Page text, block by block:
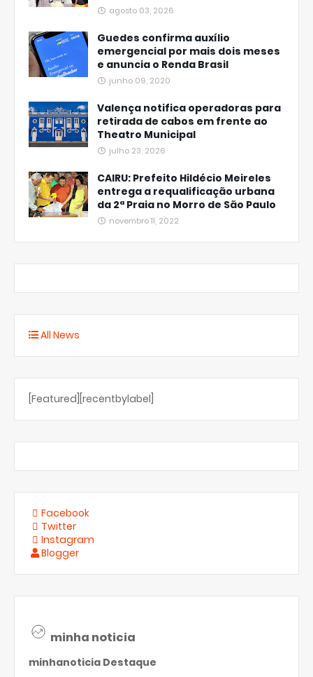
agosto 03, 2026
Guedes confirma auxílio
emergencial por mais dois meses
e anuncia o Renda Brasil
junho 09, 2020
Valença notifica operadoras para
retirada de cabos em frente ao
Theatro Municipal
julho 23, 2026
CAIRU: Prefeito Hildécio Meireles
entrega a requalificação urbana
da 2ª Praia no Morro de São Paulo
novembro 11, 2022
All News
[Featured][recentbylabel]
Facebook
Twitter
Instagram
Blogger
minha noticia
minhanoticia Destaque